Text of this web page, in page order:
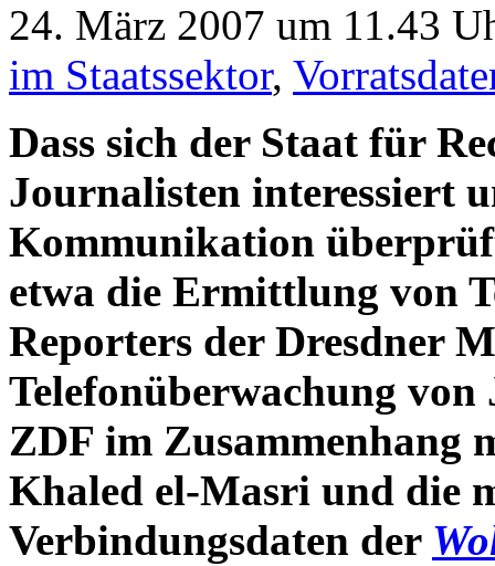
24. März 2007 um 11.43
im Staatssektor,
Dass sich der Staat für
Journalisten interessiert
Kommunikation
etwa die Ermittlung von
Reporters der Dresdner
Telefonüberwachung von
ZDF im Zusammenhang
Khaled el-Masri und die
Verbindungsdaten der